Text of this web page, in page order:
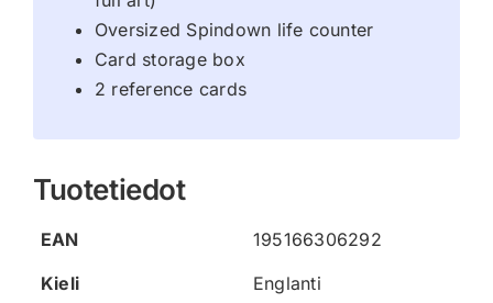
Oversized Spindown life counter
Card storage box
2 reference cards
Tuotetiedot
EAN
195166306292
Kieli
Englanti